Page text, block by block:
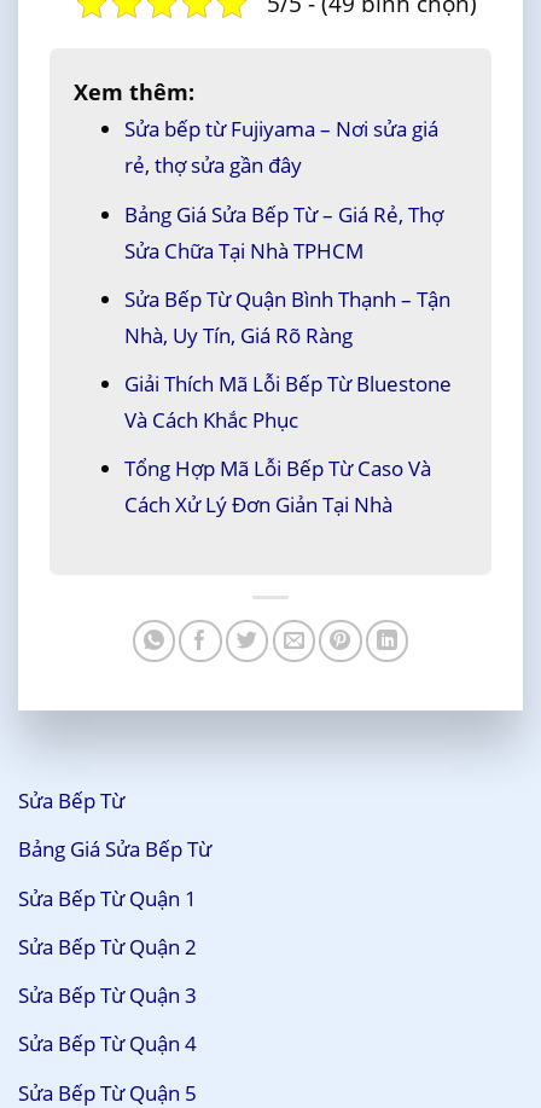
Xem thêm:
Sửa bếp từ Fujiyama – Nơi sửa giá
rẻ, thợ sửa gần đây
Bảng Giá Sửa Bếp Từ – Giá Rẻ, Thợ
Sửa Chữa Tại Nhà TPHCM
Sửa Bếp Từ Quận Bình Thạnh – Tận
Nhà, Uy Tín, Giá Rõ Ràng
Giải Thích Mã Lỗi Bếp Từ Bluestone
Và Cách Khắc Phục
Tổng Hợp Mã Lỗi Bếp Từ Caso Và
Cách Xử Lý Đơn Giản Tại Nhà
Sửa Bếp Từ
Bảng Giá Sửa Bếp Từ
Sửa Bếp Từ Quận 1
Sửa Bếp Từ Quận 2
Sửa Bếp Từ Quận 3
Sửa Bếp Từ Quận 4
Sửa Bếp Từ Quận 5